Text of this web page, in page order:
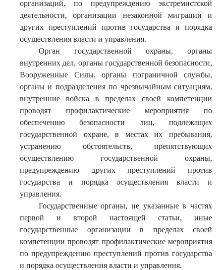
организаций, по предупреждению экстремистской
деятельности, организации незаконной миграции и
других преступлений против государства и порядка
осуществления власти и управления.
Орган государственной охраны, органы
внутренних дел, органы государственной безопасности,
Вооруженные Силы, органы пограничной службы,
органы и подразделения по чрезвычайным ситуациям,
внутренние войска в пределах своей компетенции
проводят профилактические мероприятия по
обеспечению безопасности лиц, подлежащих
государственной охране, в местах их пребывания,
устранению обстоятельств, препятствующих
осуществлению государственной охраны,
предупреждению других преступлений против
государства и порядка осуществления власти и
управления.
Государственные органы, не указанные в частях
первой и второй настоящей статьи, иные
государственные организации в пределах своей
компетенции проводят профилактические мероприятия
по предупреждению преступлений против государства
и порядка осуществления власти и управления.